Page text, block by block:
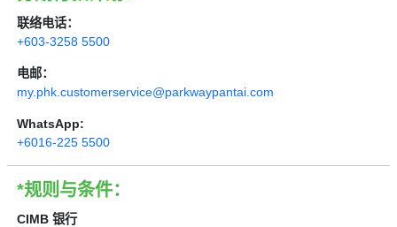
联络电话：
+603-3258 5500
电邮：
my.phk.customerservice@parkwaypantai.com
WhatsApp:
+6016-225 5500
*规则与条件：
CIMB 银行